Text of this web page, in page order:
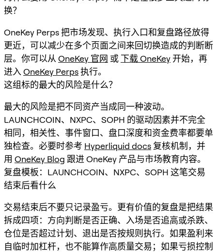
换？
OneKey Perps 把市场发现、执行入口和复盘路径放得
更近，可以减少在多个页面之间来回切换造成的判断断
层。你可以从 OneKey 官网 或 下载 OneKey 开始，再
进入 OneKey Perps执行。
这组标的最大的风险是什么？
最大的风险是把不同资产当成同一种波动。
LAUNCHCOIN、NXPC、SOPH 的驱动因素并不完全
相同，相关性、事件窗口、盘口深度和资金费率都要单
独检查。必要时参考 Hyperliquid docs 复核机制，并
用 OneKey Blog 跟进 OneKey 产品与市场教育内容。
复盘模板：LAUNCHCOIN、NXPC、SOPH 这笔交易
结束后看什么
交易结束后不要只记录盈亏。更有价值的复盘是把结果
拆成四项：方向判断是否正确、入场是否追高或杀跌、
仓位是否超过计划、退出是否按规则执行。如果盈利来
自临时加杠杆，也不能算作高质量交易；如果亏损控制